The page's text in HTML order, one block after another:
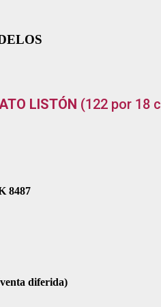
LISTÓN (122 por 18
8487
diferida)